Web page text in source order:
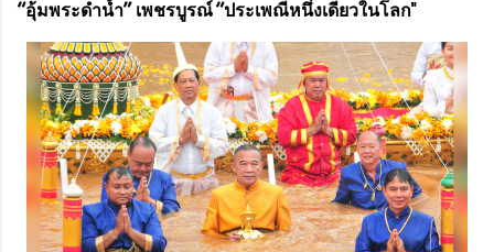
“อุ้มพระดำน้ำ” เพชรบูรณ์ “ประเพณีหนึ่งเดียวในโลก"